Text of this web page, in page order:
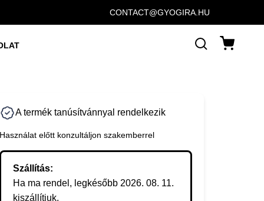
CONTACT@GYOGIRA.HU
A termék tanúsítvánnyal rendelkezik
Használat előtt konzultáljon szakemberrel
Szállítás:
Ha ma rendel, legkésőbb 2026. 08. 11.
kiszállítjuk.